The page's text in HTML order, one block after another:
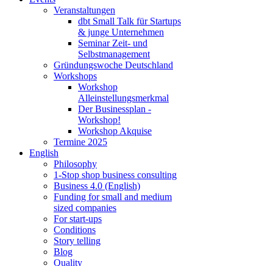
Veranstaltungen
dbt Small Talk für Startups
& junge Unternehmen
Seminar Zeit- und
Selbstmanagement
Gründungswoche Deutschland
Workshops
Workshop
Alleinstellungsmerkmal
Der Businessplan -
Workshop!
Workshop Akquise
Termine 2025
English
Philosophy
1-Stop shop business consulting
Business 4.0 (English)
Funding for small and medium
sized companies
For start-ups
Conditions
Story telling
Blog
Quality